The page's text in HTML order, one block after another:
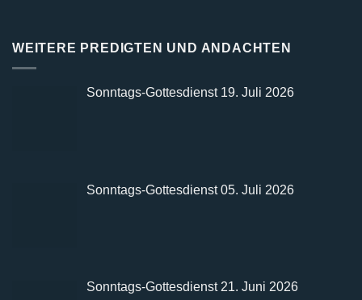
WEITERE PREDIGTEN UND ANDACHTEN
Sonntags-Gottesdienst 19. Juli 2026
Sonntags-Gottesdienst 05. Juli 2026
Sonntags-Gottesdienst 21. Juni 2026